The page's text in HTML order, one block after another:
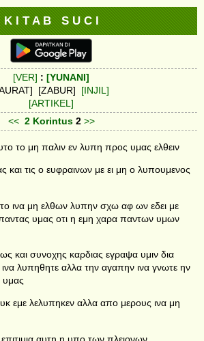
K I T A B S U C I
[VER] : [YUNANI]
[ZABUR] [INJIL]
[ARTIKEL]
<< 2 Korintus2 >>
το μη παλιν εν λυπη προς υμας ελθειν
και τις ο ευφραινων με ει μη ο λυπουμενος
ινα μη ελθων λυπην σχω αφ ων εδει με
παντας υμας οτι η εμη χαρα παντων υμων
και συνοχης καρδιας εγραψα υμιν δια
λυπηθητε αλλα την αγαπην ινα γνωτε ην
υμας
εμε λελυπηκεν αλλα απο μερους ινα μη
αυτη η υπο των πλειονων